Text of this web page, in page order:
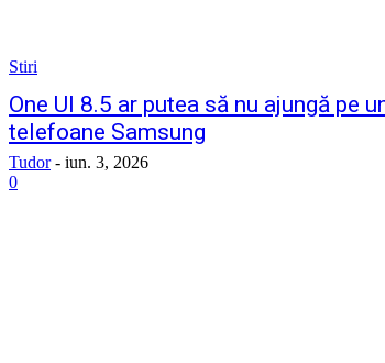
Stiri
One UI 8.5 ar putea să nu ajungă pe
telefoane Samsung
Tudor - iun. 3, 2026
0